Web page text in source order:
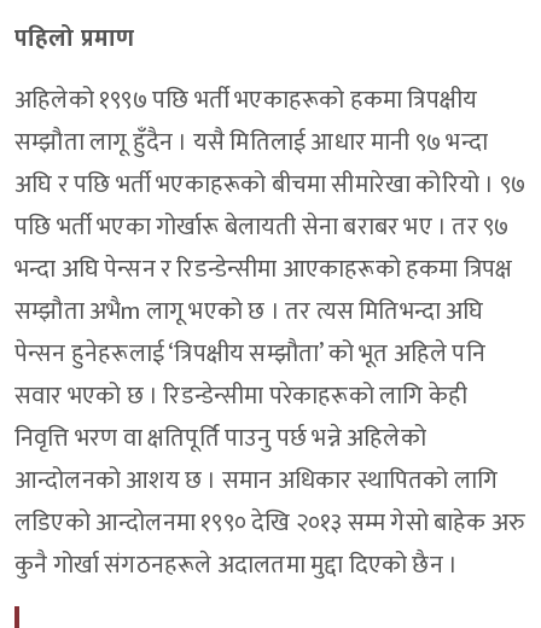
पहिलो प्रमाण
अहिलेको १९९७ पछि भर्ती भएकाहरूको हकमा त्रिपक्षीय
सम्झौता लागू हुँदैन । यसै मितिलाई आधार मानी ९७ भन्दा
अघि र पछि भर्ती भएकाहरूको बीचमा सीमारेखा कोरियो । ९७
पछि भर्ती भएका गोर्खारू बेलायती सेना बराबर भए । तर ९७
भन्दा अघि पेन्सन र रिडन्डेन्सीमा आएकाहरूको हकमा त्रिपक्ष
सम्झौता अभैm लागू भएको छ । तर त्यस मितिभन्दा अघि
पेन्सन हुनेहरूलाई ‘त्रिपक्षीय सम्झौता’ को भूत अहिले पनि
सवार भएको छ । रिडन्डेन्सीमा परेकाहरूको लागि केही
निवृत्ति भरण वा क्षतिपूर्ति पाउनु पर्छ भन्ने अहिलेको
आन्दोलनको आशय छ । समान अधिकार स्थापितको लागि
लडिएको आन्दोलनमा १९९० देखि २०१३ सम्म गेसो बाहेक अरु
कुनै गोर्खा संगठनहरूले अदालतमा मुद्दा दिएको छैन ।